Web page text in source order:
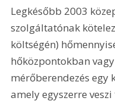
Legkésőbb 2003
szolgáltatónak
költségén)
hőközpontokban
mérőberendezés egy
amely egyszerre